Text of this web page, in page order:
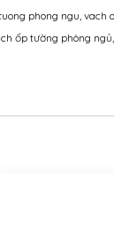
phong ngu, vach
ốp tường phòng